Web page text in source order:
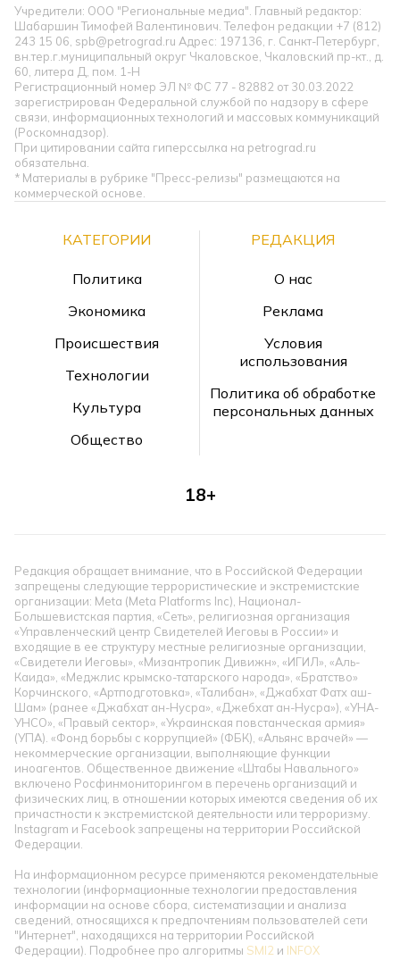
Учредители: ООО "Региональные медиа". Главный редактор:
Шабаршин Тимофей Валентинович. Телефон редакции +7 (812)
243 15 06, spb@petrograd.ru Адрес: 197136, г. Санкт-Петербург,
вн.тер.г.муниципальный округ Чкаловское, Чкаловский пр-кт., д.
60, литера Д, пом. 1-Н
Регистрационный номер ЭЛ № ФС 77 - 82882 от 30.03.2022
зарегистрирован Федеральной службой по надзору в сфере
связи, информационных технологий и массовых коммуникаций
(Роскомнадзор).
При цитировании сайта гиперссылка на petrograd.ru
обязательна.
* Материалы в рубрике "Пресс-релизы" размещаются на
коммерческой основе.
КАТЕГОРИИ
Политика
Экономика
Происшествия
Технологии
Культура
Общество
РЕДАКЦИЯ
О нас
Реклама
Условия
использования
Политика об обработке
персональных данных
18+
Редакция обращает внимание, что в Российской Федерации
запрещены следующие террористические и экстремистские
организации: Meta (Meta Platforms Inc), Национал-
Большевистская партия, «Сеть», религиозная организация
«Управленческий центр Свидетелей Иеговы в России» и
входящие в ее структуру местные религиозные организации,
«Свидетели Иеговы», «Мизантропик Дивижн», «ИГИЛ», «Аль-
Каида», «Меджлис крымско-татарского народа», «Братство»
Корчинского, «Артподготовка», «Талибан», «Джабхат Фатх аш-
Шам» (ранее «Джабхат ан-Нусра», «Джебхат ан-Нусра»), «УНА-
УНСО», «Правый сектор», «Украинская повстанческая армия»
(УПА). «Фонд борьбы с коррупцией» (ФБК), «Альянс врачей» —
некоммерческие организации, выполняющие функции
иноагентов. Общественное движение «Штабы Навального»
включено Росфинмониторингом в перечень организаций и
физических лиц, в отношении которых имеются сведения об их
причастности к экстремистской деятельности или терроризму.
Instagram и Facebook запрещены на территории Российской
Федерации.
На информационном ресурсе применяются рекомендательные
технологии (информационные технологии предоставления
информации на основе сбора, систематизации и анализа
сведений, относящихся к предпочтениям пользователей сети
"Интернет", находящихся на территории Российской
Федерации). Подробнее про алгоритмы SMI2 и INFOX